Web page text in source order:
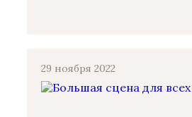
29 ноября 2022